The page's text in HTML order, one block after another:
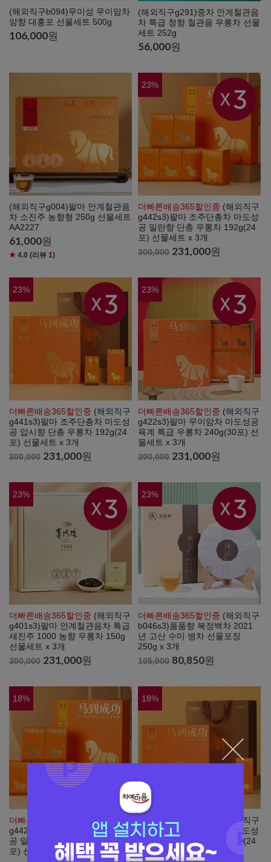
(해외직구b094)무이성 무이암차
암향 대홍포 선물세트 500g
106,000원
(해외직구g291)중차 안계철관음
차 특급 청향 철관음 우롱차 선물
세트 252g
56,000원
(해외직구g004)팔마 안계철관음
차 소진주 농향형 250g 선물세트
AA2227
61,000원
★ 4.0 (리뷰 1)
23%
더빠른배송365할인중 (해외직구
g442s3)팔마 조주단총차 마도성
공 밀란향 단총 우롱차 192g(24
포) 선물세트 x 3개
300,000 231,000원
23%
더빠른배송365할인중 (해외직구
g441s3)팔마 조주단총차 마도성
공 압시향 단총 우롱차 192g(24
포) 선물세트 x 3개
300,000 231,000원
23%
더빠른배송365할인중 (해외직구
g422s3)팔마 무이암차 마도성공
육계 특급 우롱차 240g(30포) 선
물세트 x 3개
300,000 231,000원
23%
더빠른배송365할인중 (해외직구
g401s3)팔마 안계철관음차 특급
새진주 1000 농향 우롱차 150g
선물세트 x 3개
300,000 231,000원
23%
더빠른배송365할인중 (해외직구
b046s3)품품향 복정백차 2021
년 고산 수미 병차 선물포장
250g x 3개
105,000 80,850원
18%
더빠른배송365할인중
(해외직구
g442s1)팔마 조주단총차 마도성
공 밀란향 단총 우롱차 192g(24
포) 선물세트
18%
더빠른배송365할인중
(해외직구
g441s1)팔마 조주단총차 마도성
공 압시향 단총 우롱차 192g(24
포) 선물세트